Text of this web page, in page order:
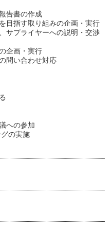
告書の作成
目指す取り組みの企画・実行
サプライヤーへの説明・交渉
企画・実行
問い合わせ対応
への参加
の実施